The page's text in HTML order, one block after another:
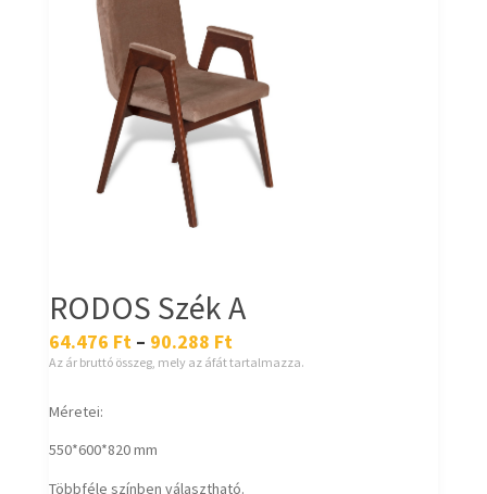
RODOS Szék A
64.476 Ft – 90.288 Ft
Az ár bruttó összeg, mely az áfát tartalmazza.
Méretei:
550*600*820 mm
Többféle színben választható.